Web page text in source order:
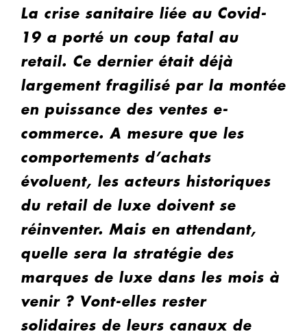
La crise sanitaire liée au Covid-
19 a porté un coup fatal au
retail. Ce dernier était déjà
largement fragilisé par la montée
en puissance des ventes e-
commerce. A mesure que les
comportements d’achats
évoluent, les acteurs historiques
du retail de luxe doivent se
réinventer. Mais en attendant,
quelle sera la stratégie des
marques de luxe dans les mois à
venir ? Vont-elles rester
solidaires de leurs canaux de